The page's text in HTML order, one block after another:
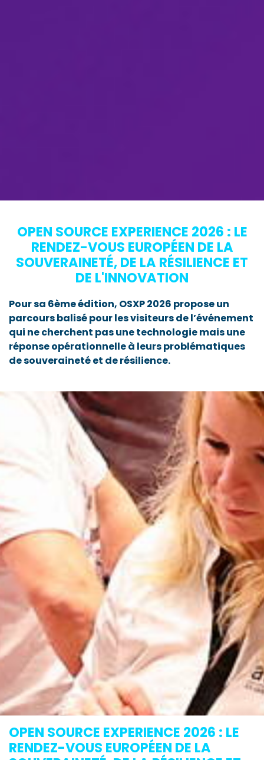
OPEN SOURCE EXPERIENCE 2026 : LE
RENDEZ-VOUS EUROPÉEN DE LA
SOUVERAINETÉ, DE LA RÉSILIENCE ET
DE L'INNOVATION
Pour sa 6ème édition, OSXP 2026 propose un
parcours balisé pour les visiteurs de l’événement
qui ne cherchent pas une technologie mais une
réponse opérationnelle à leurs problématiques
de souveraineté et de résilience.
OPEN SOURCE EXPERIENCE 2026 : LE
RENDEZ-VOUS EUROPÉEN DE LA